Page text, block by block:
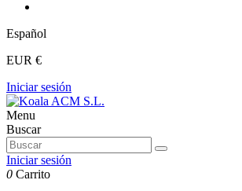
Español
EUR €
Iniciar sesión
Menu
Buscar
Iniciar sesión
0 Carrito